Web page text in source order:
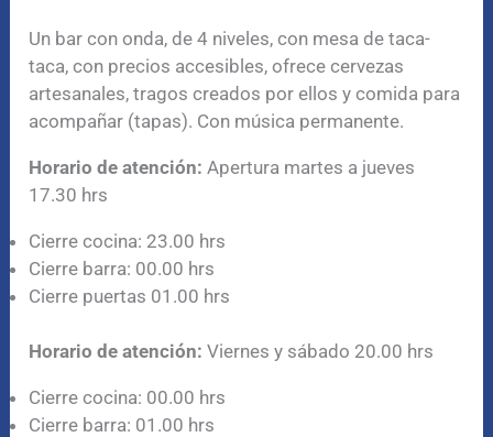
Un bar con onda, de 4 niveles, con mesa de taca-
taca, con precios accesibles, ofrece cervezas
artesanales, tragos creados por ellos y comida para
acompañar (tapas). Con música permanente.
Horario de atención:Apertura martes a jueves
17.30 hrs
Cierre cocina: 23.00 hrs
Cierre barra: 00.00 hrs
Cierre puertas 01.00 hrs
Horario de atención: Viernes y sábado 20.00 hrs
Cierre cocina: 00.00 hrs
Cierre barra: 01.00 hrs